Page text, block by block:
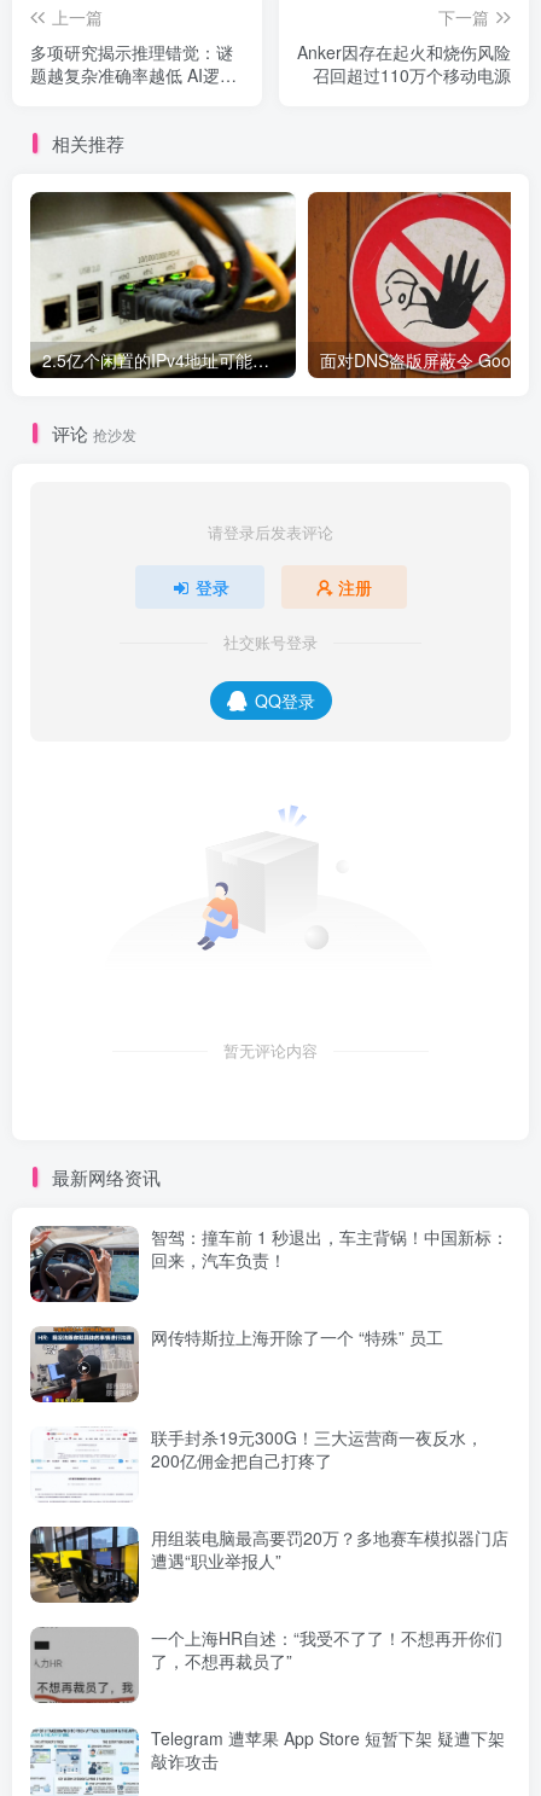
上一篇
多项研究揭示推理错觉：谜
题越复杂准确率越低 AI逻辑
下一篇
Anker因存在起火和烧伤风险
召回超过110万个移动电源
相关推荐
2.5亿个闲置的IPv4地址可能被释放，但仍面临重重阻碍
评论 抢沙发
请登录后发表评论
登录 注册
社交账号登录
QQ登录
暂无评论内容
最新网络资讯
智驾：撞车前 1 秒退出，车主背锅！中国新标：
回来，汽车负责！
网传特斯拉上海开除了一个 “特殊” 员工
联手封杀19元300G！三大运营商一夜反水，
200亿佣金把自己打疼了
用组装电脑最高要罚20万？多地赛车模拟器门店
遭遇“职业举报人”
一个上海HR自述：“我受不了了！不想再开你们
了，不想再裁员了”
Telegram 遭苹果 App Store 短暂下架 疑遭下架
敲诈攻击